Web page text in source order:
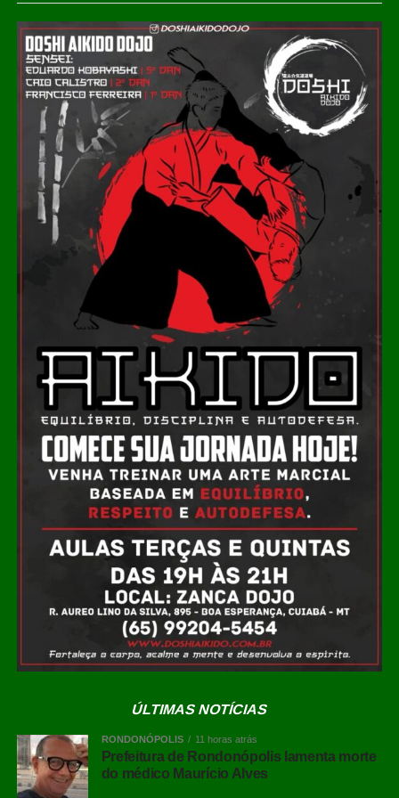
uma longa trajetória em Rondonópolis, Maurício atuou
como
médico-legista na Perícia Oficial e Identificação Técnica
(Politec), onde fez grandes amizades, e também foi
professor do
curso de Medicina da Universidade Federal de
Rondonópolis (UFR),
onde se aposentou.
Neste
momento de tristeza, o Município vem reconhecer sua
contribuição
com o desenvolvimento local, bem como manifestar sua
solidariedade a
familiares e amigos pela perda, clamando que Deus
possa confortá-los.
velório foi realizado na Segunda Igreja Batista de
Rondonópolis, na
Vila Aurora, e o sepultamento ocorreu na tarde deste
sábado (8) no
Cemitério da Vila Aurora.
COMENTE ABAIXO:
WhatsApp
Twitter
Share
Leia Também: Polícia Civil
desarticula grupo envolvido em
ÚLTIMAS NOTÍCIAS
RONDONÓPOLIS 11 horas atrás
Prefeitura de Rondonópolis lamenta morte
do médico Maurício Alves